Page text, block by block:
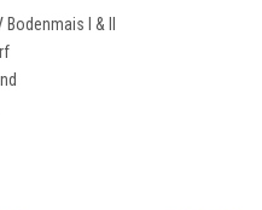
I & II